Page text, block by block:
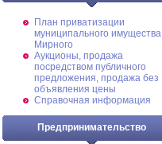
План приватизации
муниципального имущества
Мирного
Аукционы, продажа
посредством публичного
предложения, продажа без
объявления цены
Справочная информация
Предпринимательство